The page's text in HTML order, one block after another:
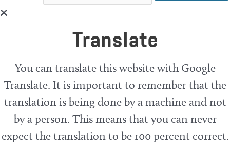
Translate
You can translate this website with Google
Translate. It is important to remember that the
translation is being done by a machine and not
by a person. This means that you can never
expect the translation to be 100 percent correct.